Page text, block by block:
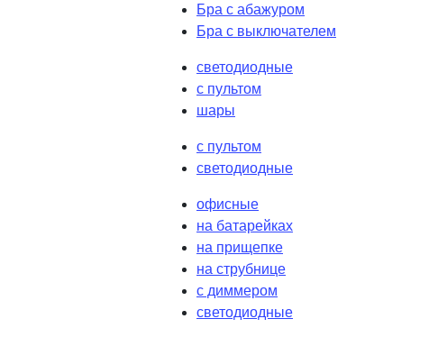
Бра с абажуром
Бра с выключателем
светодиодные
с пультом
шары
с пультом
светодиодные
офисные
на батарейках
на прищепке
на струбнице
с диммером
светодиодные